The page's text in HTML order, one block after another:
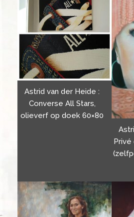
Astrid van der Heide :
Converse All Stars,
olieverf op doek 60×80